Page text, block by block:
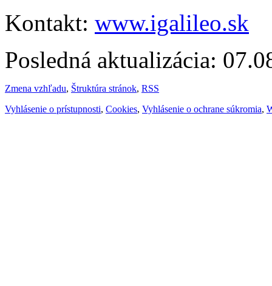
Kontakt: www.igalileo.sk
Posledná aktualizácia:
Zmena vzhľadu, Štruktúra stránok, RSS
Vyhlásenie o prístupnosti, Cookies, Vyhlásenie o ochrane súkromia,